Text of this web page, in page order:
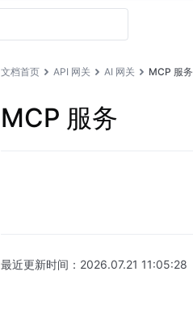
文档首页 API 网关 AI 网关 MCP 服务
MCP 服务
最近更新时间： 2026.07.21 11:05:28